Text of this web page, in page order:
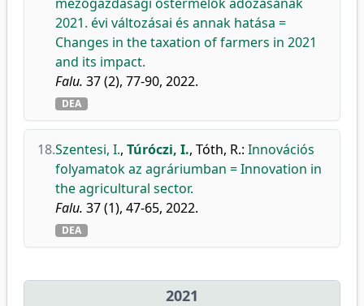
2021. évi változásai és annak hatása =
Changes in the taxation of farmers in 2021
and its impact.
Falu. 37 (2), 77-90, 2022.
DEA
18.Szentesi, I., Túróczi, I., Tóth, R.: Innovációs
folyamatok az agráriumban = Innovation in
the agricultural sector.
Falu. 37 (1), 47-65, 2022.
DEA
2021